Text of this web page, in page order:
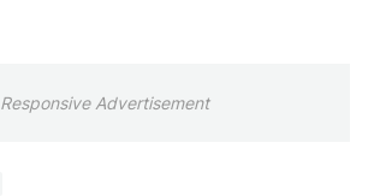
Responsive Advertisement